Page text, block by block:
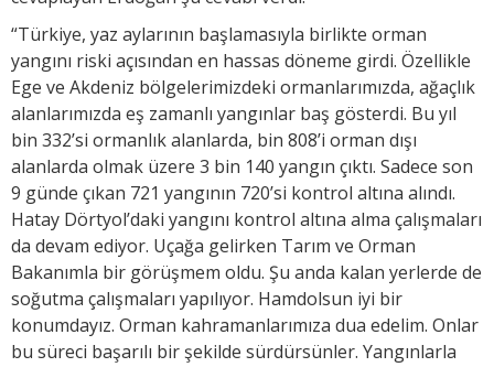
“Türkiye, yaz aylarının başlamasıyla birlikte orman
yangını riski açısından en hassas döneme girdi. Özellikle
Ege ve Akdeniz bölgelerimizdeki ormanlarımızda, ağaçlık
alanlarımızda eş zamanlı yangınlar baş gösterdi. Bu yıl
bin 332’si ormanlık alanlarda, bin 808’i orman dışı
alanlarda olmak üzere 3 bin 140 yangın çıktı. Sadece son
9 günde çıkan 721 yangının 720’si kontrol altına alındı.
Hatay Dörtyol’daki yangını kontrol altına alma çalışmaları
da devam ediyor. Uçağa gelirken Tarım ve Orman
Bakanımla bir görüşmem oldu. Şu anda kalan yerlerde de
soğutma çalışmaları yapılıyor. Hamdolsun iyi bir
konumdayız. Orman kahramanlarımıza dua edelim. Onlar
bu süreci başarılı bir şekilde sürdürsünler. Yangınlarla